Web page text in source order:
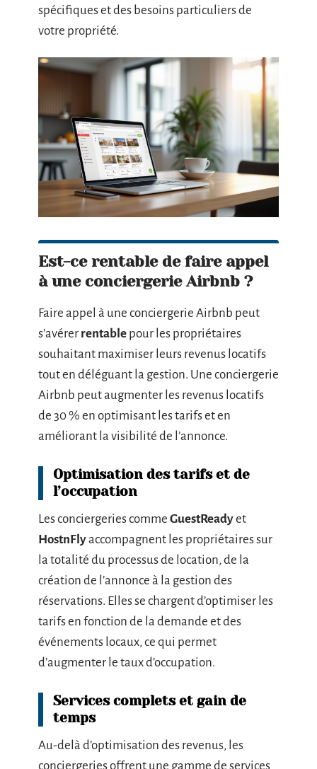
spécifiques et des besoins particuliers de
votre propriété.
Est-ce rentable de faire appel
à une conciergerie Airbnb ?
Faire appel à une conciergerie Airbnb peut
s’avérer rentable pour les propriétaires
souhaitant maximiser leurs revenus locatifs
tout en déléguant la gestion. Une conciergerie
Airbnb peut augmenter les revenus locatifs
de 30 % en optimisant les tarifs et en
améliorant la visibilité de l’annonce.
Optimisation des tarifs et de
l’occupation
Les conciergeries comme GuestReadyet
HostnFlyaccompagnent les propriétaires sur
la totalité du processus de location, de la
création de l’annonce à la gestion des
réservations. Elles se chargent d’optimiser les
tarifs en fonction de la demande et des
événements locaux, ce qui permet
d’augmenter le taux d’occupation.
Services complets et gain de
temps
Au-delà d’optimisation des revenus, les
conciergeries offrent une gamme de services